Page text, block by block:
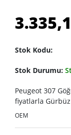
Stok Kodu:
Stok Durumu:
Peugeot 307
fiyatlarla
OEM